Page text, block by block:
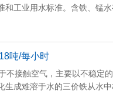
工业用水标准。含铁、锰
吨/每小时
不接触空气，主要以不稳定
生成难溶于水的三价铁从水